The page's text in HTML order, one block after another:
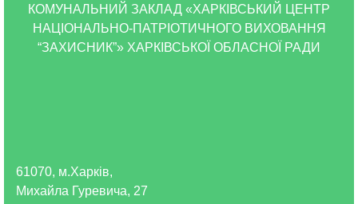
КОМУНАЛЬНИЙ ЗАКЛАД «ХАРКІВСЬКИЙ ЦЕНТР
НАЦІОНАЛЬНО-ПАТРІОТИЧНОГО ВИХОВАННЯ
“ЗАХИСНИК”» ХАРКІВСЬКОЇ ОБЛАСНОЇ РАДИ
61070, м.Харків,
Михайла Гуревича, 27